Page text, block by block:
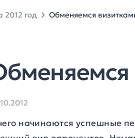
2012 год Обменяемся
начинаются успешные